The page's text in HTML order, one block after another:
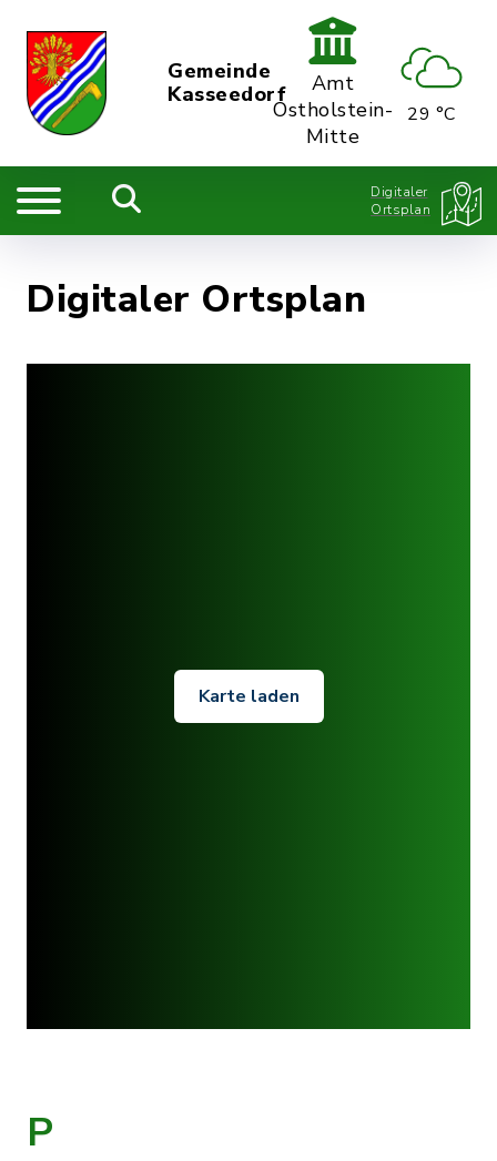
Gemeinde
Kasseedorf
Amt
Ostholstein-
Mitte
29 °C
Digitaler
Ortsplan
Digitaler Ortsplan
Karte laden
P